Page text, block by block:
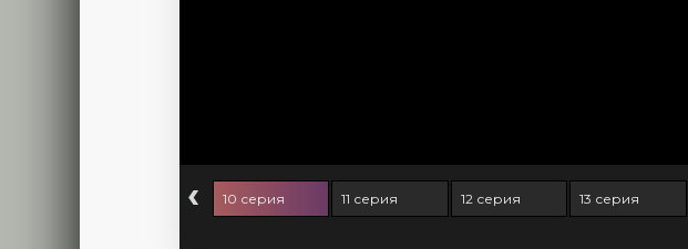
‹ 10 серия 11 серия 12 серия 13 серия